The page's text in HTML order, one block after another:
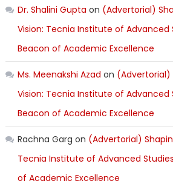
Dr. Shalini Gupta on (Advertorial)
Vision: Tecnia Institute of Advanced
Beacon of Academic Excellence
Ms. Meenakshi Azad on (Advertorial)
Vision: Tecnia Institute of Advanced
Beacon of Academic Excellence
Rachna Garg on (Advertorial)
Tecnia Institute of Advanced
of Academic Excellence